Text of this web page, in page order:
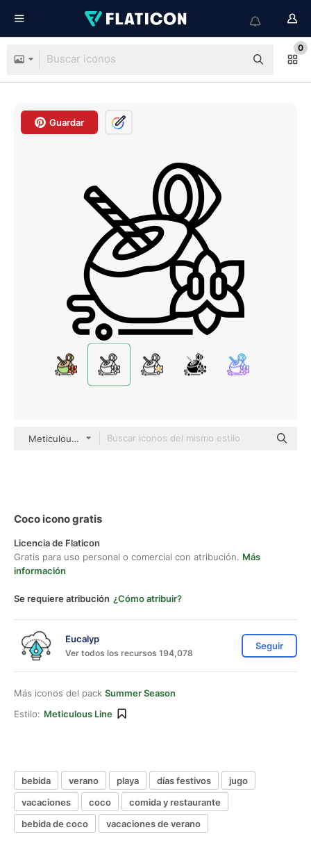
0
Guardar
Meticulous Line
Coco icono gratis
Licencia de Flaticon
Gratis para uso personal o comercial con atribución. Más
información
Se requiere atribución ¿Cómo atribuir?
Eucalyp
Ver todos los recursos 194,078
Seguir
Más iconos del pack Summer Season
Estilo: Meticulous Line
bebida verano playa días festivos
jugo
vacaciones
coco
comida y restaurante
bebida de coco
vacaciones de verano